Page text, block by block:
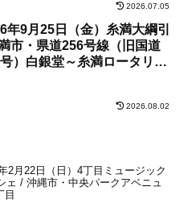
2026.07.05
年9月25日（金）糸満大綱引
市・県道256号線（旧国道
）白銀堂～糸満ロータリー
2026.08.02
2月22日（日）4丁目ミュージック
ェ / 沖縄市・中央パークアベニュ
目